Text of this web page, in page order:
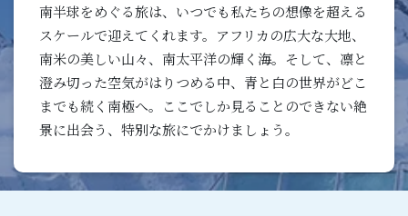
南半球をめぐる旅は、いつでも私たちの想像を超える
スケールで迎えてくれます。アフリカの広大な大地、
南米の美しい山々、南太平洋の輝く海。そして、凛と
澄み切った空気がはりつめる中、青と白の世界がどこ
までも続く南極へ。ここでしか見ることのできない絶
景に出会う、特別な旅にでかけましょう。